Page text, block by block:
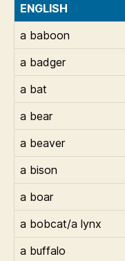
ENGLISH
a baboon
a badger
a bat
a bear
a beaver
a bison
a boar
a bobcat/a lynx
a buffalo